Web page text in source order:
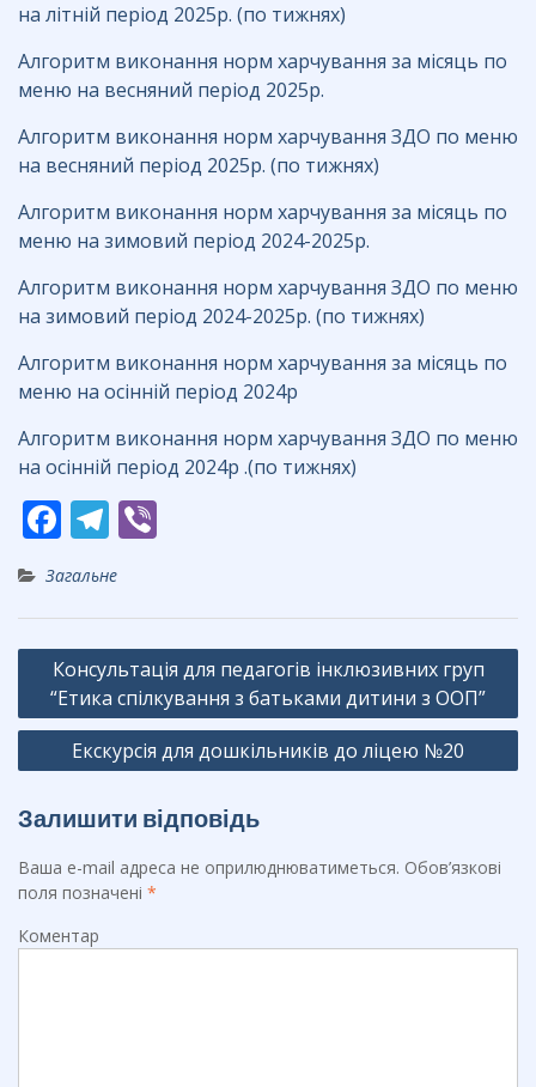
на літній період 2025р. (по тижнях)
Алгоритм виконання норм харчування за місяць по
меню на весняний період 2025р.
Алгоритм виконання норм харчування ЗДО по меню
на весняний період 2025р. (по тижнях)
Алгоритм виконання норм харчування за місяць по
меню на зимовий період 2024-2025р.
Алгоритм виконання норм харчування ЗДО по меню
на зимовий період 2024-2025р. (по тижнях)
Алгоритм виконання норм харчування за місяць по
меню на осінній період 2024р
Алгоритм виконання норм харчування ЗДО по меню
на осінній період 2024р .(по тижнях)
F
e
b
o
o
k
T
e
gr
a
m
Загальне
Навігація
записів
Консультація для педагогів інклюзивних груп
“Етика спілкування з батьками дитини з ООП”
Екскурсія для дошкільників до ліцею №20
Залишити відповідь
Ваша e-mail адреса не оприлюднюватиметься. Обов’язкові
поля позначені *
Коментар